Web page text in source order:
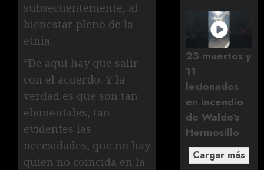
subsecuentemente, al
bienestar pleno de la
etnia.
“De aquí hay que salir
con el acuerdo. Y la
verdad es que son tan
elementales, tan
evidentes las
necesidades, que no hay
quien no coincida en la
23 muertos y
11
lesionados
en incendio
de Waldo's
Hermosillo
Cargar más